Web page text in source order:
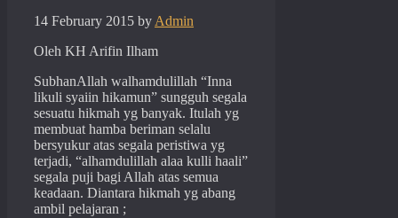
14 February 2015 by Admin
Oleh KH Arifin Ilham
SubhanAllah walhamdulillah “Inna
likuli syaiin hikamun” sungguh segala
sesuatu hikmah yg banyak. Itulah yg
membuat hamba beriman selalu
bersyukur atas segala peristiwa yg
terjadi, “alhamdulillah alaa kulli haali”
segala puji bagi Allah atas semua
keadaan. Diantara hikmah yg abang
ambil pelajaran ;